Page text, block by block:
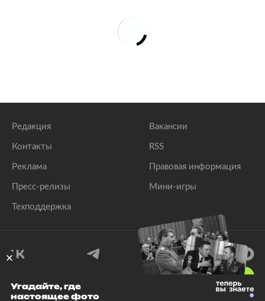
Редакция
Контакты
Реклама
Пресс-релизы
Техподдержка
Вакансии
RSS
Правовая информация
Мини-игры
© 1999–2026 Все права защищены.
Угадайте, где
настоящее фото